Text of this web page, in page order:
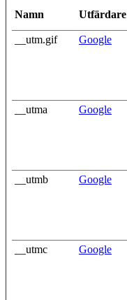
Namn Utfärdare
__utm.gif
Google
__utma Google
__utmb Google
__utmc Google